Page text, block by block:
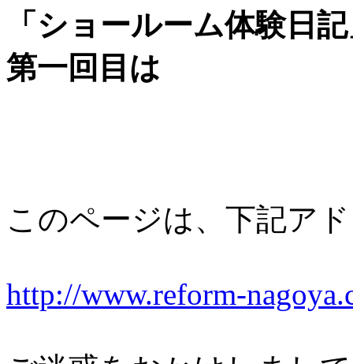
「ショールーム体験日
第一回目は
このページは、下記ア
http://www.reform-